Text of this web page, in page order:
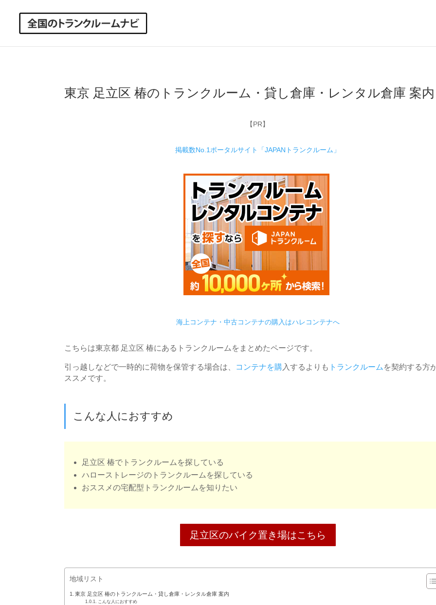
東京 足立区 椿のトランクルーム・貸し倉庫・レンタル倉庫 案内
【PR】
掲載数No.1ポータルサイト「JAPANトランクルーム」
海上コンテナ・中古コンテナの購入はハレコンテナへ
こちらは東京都 足立区 椿にあるトランクルームをまとめたページです。
引っ越しなどで一時的に荷物を保管する場合は、 コンテナを購入するよりも トランクルーム を契約する方
ススメです。
こんな人におすすめ
足立区 椿でトランクルームを探している
ハローストレージのトランクルームを探している
おススメの宅配型トランクルームを知りたい
足立区のバイク置き場はこちら
地域リスト
東京 足立区 椿のトランクルーム・貸し倉庫・レンタル倉庫 案内
こんな人におすすめ